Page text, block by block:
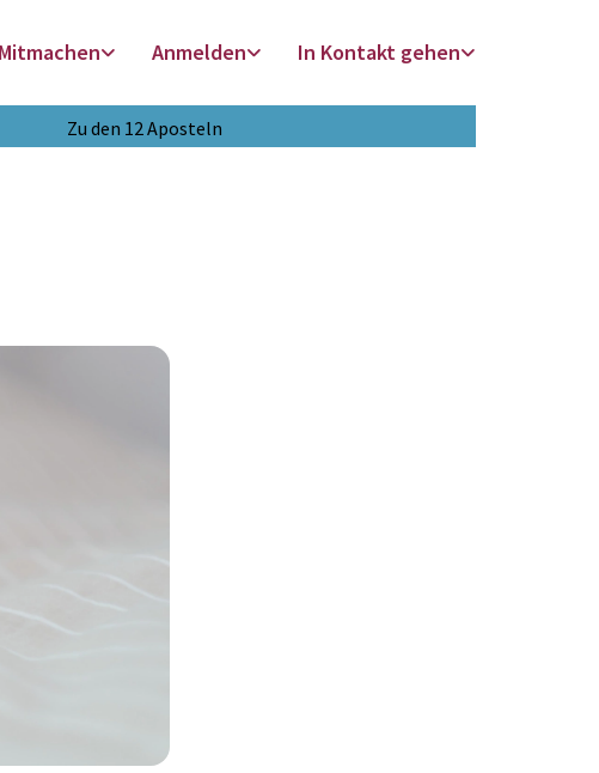
Mitmachen Anmelden In Kontakt gehen
Zu den 12 Aposteln